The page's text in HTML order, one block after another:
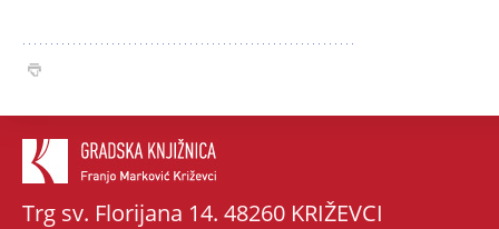
Trg sv. Florijana 14. 48260 KRIŽEVCI